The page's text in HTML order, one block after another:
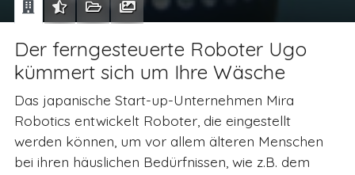
Der ferngesteuerte Roboter Ugo
kümmert sich um Ihre Wäsche
Das japanische Start-up-Unternehmen Mira
Robotics entwickelt Roboter, die eingestellt
werden können, um vor allem älteren Menschen
bei ihren häuslichen Bedürfnissen, wie z.B. dem